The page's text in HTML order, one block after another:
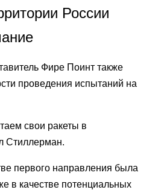
России
Фире Поинт также
проведения испытаний на
свои ракеты в
Стиллерман.
первого направления была
в качестве потенциальных